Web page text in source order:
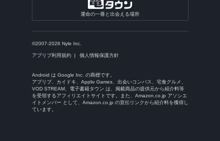
運命の一冊と出会える場所
©2007-2026 Nyle Inc.
アプリブ利用規約 個人情報保護方針
Android は Google Inc. の商標です。
アプリブ、カイドキ、Appliv Games、出会いコンパス、宅食グルメ、
VOD STREAM、電子書籍タウン は、掲載商品の提供元から紹介料等
を受領するアフィリエイトサイトです。また、Amazon.co.jp アソシエ
イトメンバー として、Amazon.co.jp の宣伝リンクから紹介料を獲得し
ています。